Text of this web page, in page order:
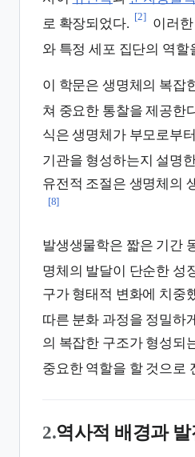
로 확장되었다.
[2]
이러
와 특정 세포 집단의 역
이 학문은 생명체의 복잡
쳐 중요한 통찰을 제공한
식은 생명체가 부모로부
기관을 형성하는지 설명
유전적 조절은 생명체의
[8]
발생생물학은 짧은 기간
명체의 발달이 단순한 성
구가 형태적 변화에 치중
따른 분화 과정을 정밀하
의 복잡한 구조가 형성되
중요한 역할을 할 것으로
2.역사적 배경과 발